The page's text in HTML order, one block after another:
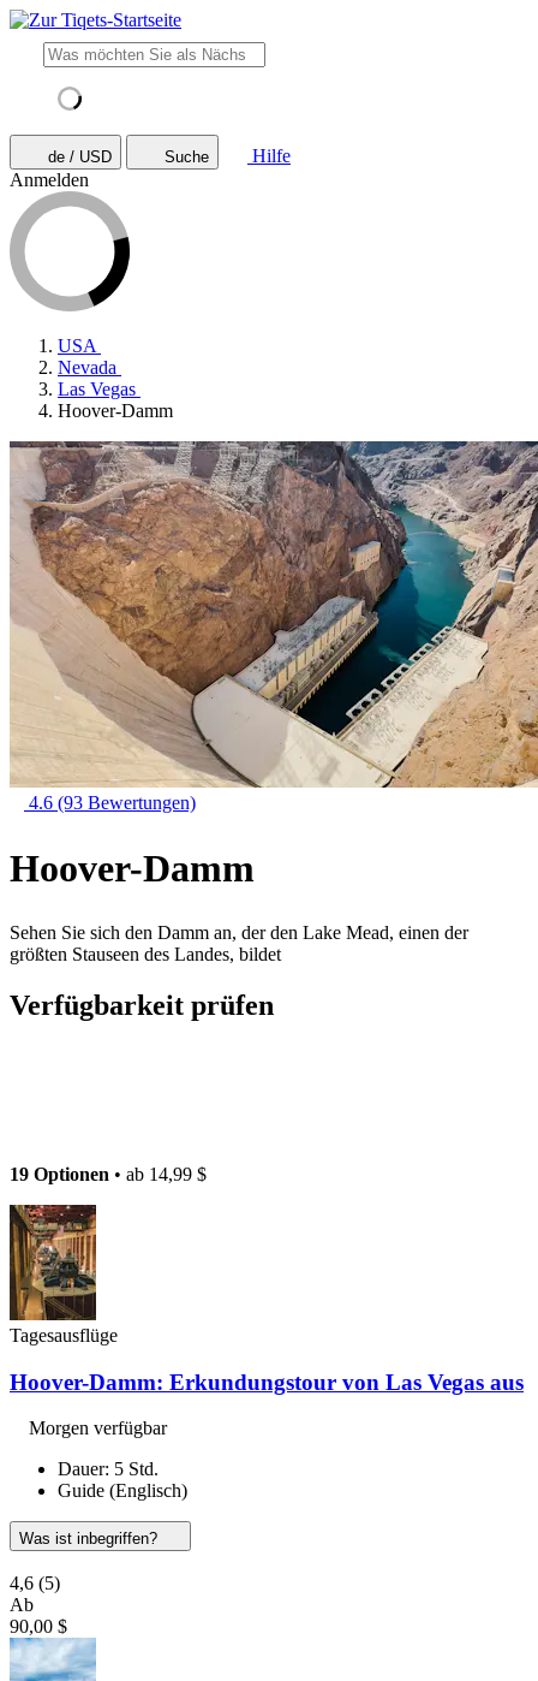
de / USD Suche
Hilfe
Anmelden
USA
Nevada
Las Vegas
Hoover-Damm
4.6 (93 Bewertungen)
Hoover-Damm
Sehen Sie sich den Damm an, der den Lake Mead, einen der
größten Stauseen des Landes, bildet
Verfügbarkeit prüfen
19 Optionen • ab 14,99 $
Tagesausflüge
Hoover-Damm: Erkundungstour von Las Vegas aus
Morgen verfügbar
Dauer: 5 Std.
Guide (Englisch)
Was ist inbegriffen?
4,6 (5)
Ab
90,00 $